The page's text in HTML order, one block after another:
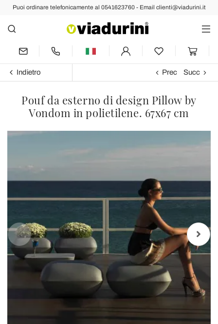
Puoi ordinare telefonicamente al 0541623760 - Email clienti@viadurini.it
Indietro Prec Succ
Pouf da esterno di design Pillow by
Vondom in polietilene. 67x67 cm